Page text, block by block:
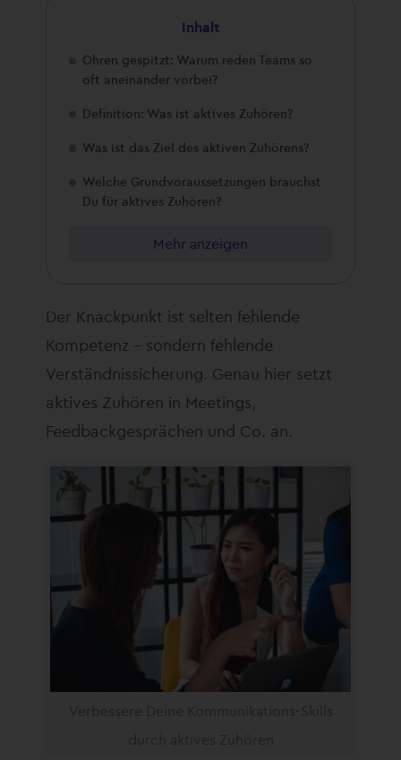
Inhalt
Ohren gespitzt: Warum reden Teams so
oft aneinander vorbei?
Definition: Was ist aktives Zuhören?
Was ist das Ziel des aktiven Zuhörens?
Welche Grundvoraussetzungen brauchst
Du für aktives Zuhören?
Mehr anzeigen
Der Knackpunkt ist selten fehlende
Kompetenz – sondern fehlende
Verständnissicherung. Genau hier setzt
aktives Zuhören in Meetings,
Feedbackgesprächen und Co. an.